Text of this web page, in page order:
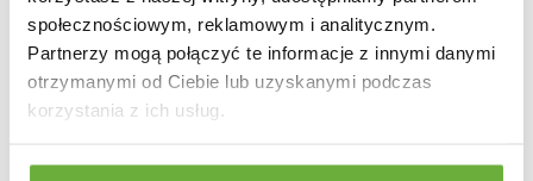
społecznościowym, reklamowym i analitycznym.
Partnerzy mogą połączyć te informacje z innymi danymi
otrzymanymi od Ciebie lub uzyskanymi podczas
korzystania z ich usług.
1 984,09 zł2 229,31 zł -11%